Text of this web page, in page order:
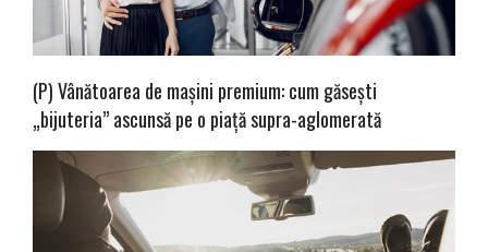
(P) Vânătoarea de mașini premium: cum găsești
„bijuteria” ascunsă pe o piață supra-aglomerată